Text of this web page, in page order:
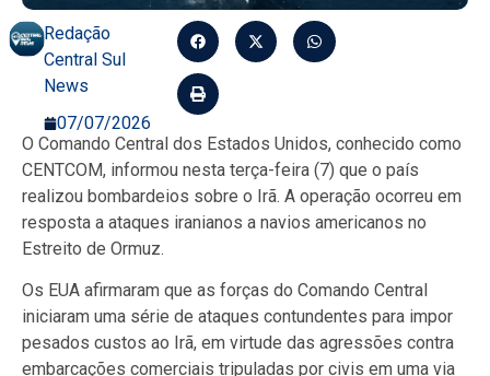
Redação
Central Sul
News
07/07/2026
O Comando Central dos Estados Unidos, conhecido como
CENTCOM, informou nesta terça-feira (7) que o país
realizou bombardeios sobre o Irã. A operação ocorreu em
resposta a ataques iranianos a navios americanos no
Estreito de Ormuz.
Os EUA afirmaram que as forças do Comando Central
iniciaram uma série de ataques contundentes para impor
pesados custos ao Irã, em virtude das agressões contra
embarcações comerciais tripuladas por civis em uma via